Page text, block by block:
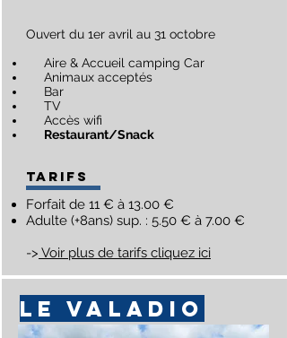
Ouvert du 1er avril au 31 octobre
Aire & Accueil camping Car
Animaux acceptés
Bar
TV
Accès wifi
Restaurant/Snack
Tarifs
Forfait de 11 € à 13.00 €
Adulte (+8ans) sup. : 5.50 € à 7.00 €
-> Voir plus de tarifs cliquez ici
LE VALADIO